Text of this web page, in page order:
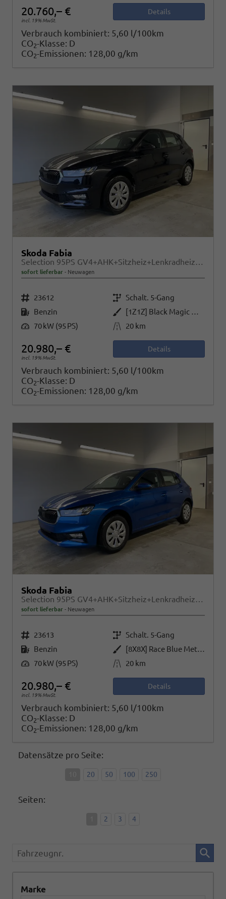
20.760,– €
incl. 19% MwSt.
Details
Verbrauch kombiniert: 5,60 l/100km
CO2-Klasse: D
CO2-Emissionen: 128,00 g/km
Skoda Fabia
Selection 95PS GV4+AHK+Sitzheiz+Lenkradheiz+Climatronic+Tempomat+PDC
sofort lieferbar Neuwagen
Fahrzeugnr. 23612 Getriebe Schalt. 5-Gang
Kraftstoff Benzin Außenfarbe
[1Z1Z] Black Magic Metallic
Leistung 70 kW (95 PS) Kilometerstand 20 km
20.980,– €
incl. 19% MwSt.
Details
Verbrauch kombiniert: 5,60 l/100km
CO2-Klasse: D
CO2-Emissionen: 128,00 g/km
Skoda Fabia
Selection 95PS GV4+AHK+Sitzheiz+Lenkradheiz+Climatronic+Tempomat+PDC
sofort lieferbar Neuwagen
Fahrzeugnr. 23613 Getriebe Schalt. 5-Gang
Kraftstoff Benzin Außenfarbe
[8X8X] Race Blue Metallic
Leistung 70 kW (95 PS) Kilometerstand 20 km
20.980,– €
incl. 19% MwSt.
Details
Verbrauch kombiniert: 5,60 l/100km
CO2-Klasse: D
CO2-Emissionen: 128,00 g/km
Datensätze pro Seite:
20 50 100 250
Seiten:
2 3 4
Fahrzeugnr.
Marke